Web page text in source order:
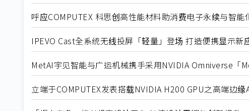
呼应COMPUTEX 科思创高性能材料助消费电子永续与智能
IPEVO Cast全系统无线投屏「轻量」登场 打造便携显示新
MetAI宇见智能与广运机械携手采用NVIDIA Omniverse「
立端于COMPUTEX发表搭载NVIDIA H200 GPU之高端边缘